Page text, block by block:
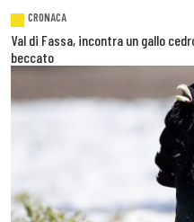
CRONACA
Val di Fassa, incontra un gallo
beccato